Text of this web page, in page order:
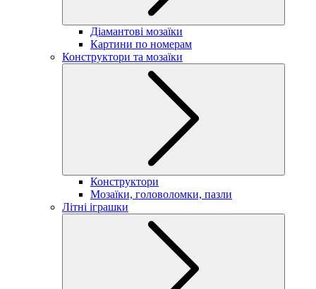
Діамантові мозаїки
Картини по номерам
Конструктори та мозаїки
Конструктори
Мозаїки, головоломки, пазли
Літні іграшки